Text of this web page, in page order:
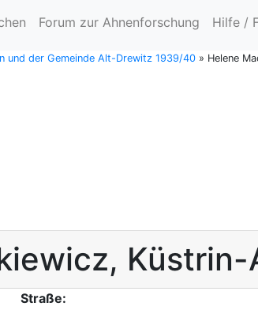
Forum zur Ahnenforschung Hilfe /
und der Gemeinde Alt-Drewitz 1939/40 » Helene
,
Straße: